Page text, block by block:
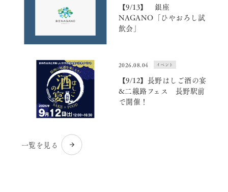
【9/13】 銀座
NAGANO「ひやおろし試
飲会」
2026.08.04 イベント
【9/12】長野はしご酒の宴
&二線路フェス 長野駅前
で開催！
一覧を見る